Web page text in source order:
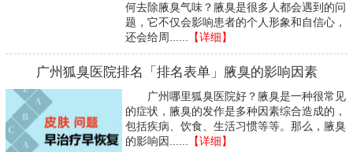
何去除腋臭气味？腋臭是很多人都会遇到的问
题，它不仅会影响患者的个人形象和自信心，
还会给周......
【详细】
广州狐臭医院排名「排名表单」腋臭的影响因素
广州哪里狐臭医院好？腋臭是一种很常见
的症状，腋臭的发作是多种因素综合造成的，
包括疾病、饮食、生活习惯等等。那么，腋臭
的影响因...... 【详细】